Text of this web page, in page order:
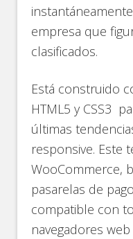
empresa que
clasificados.
Está construido
HTML5 y CSS3
últimas
responsive. Este
WooCommerce,
pasarelas de
compatible con
navegadores